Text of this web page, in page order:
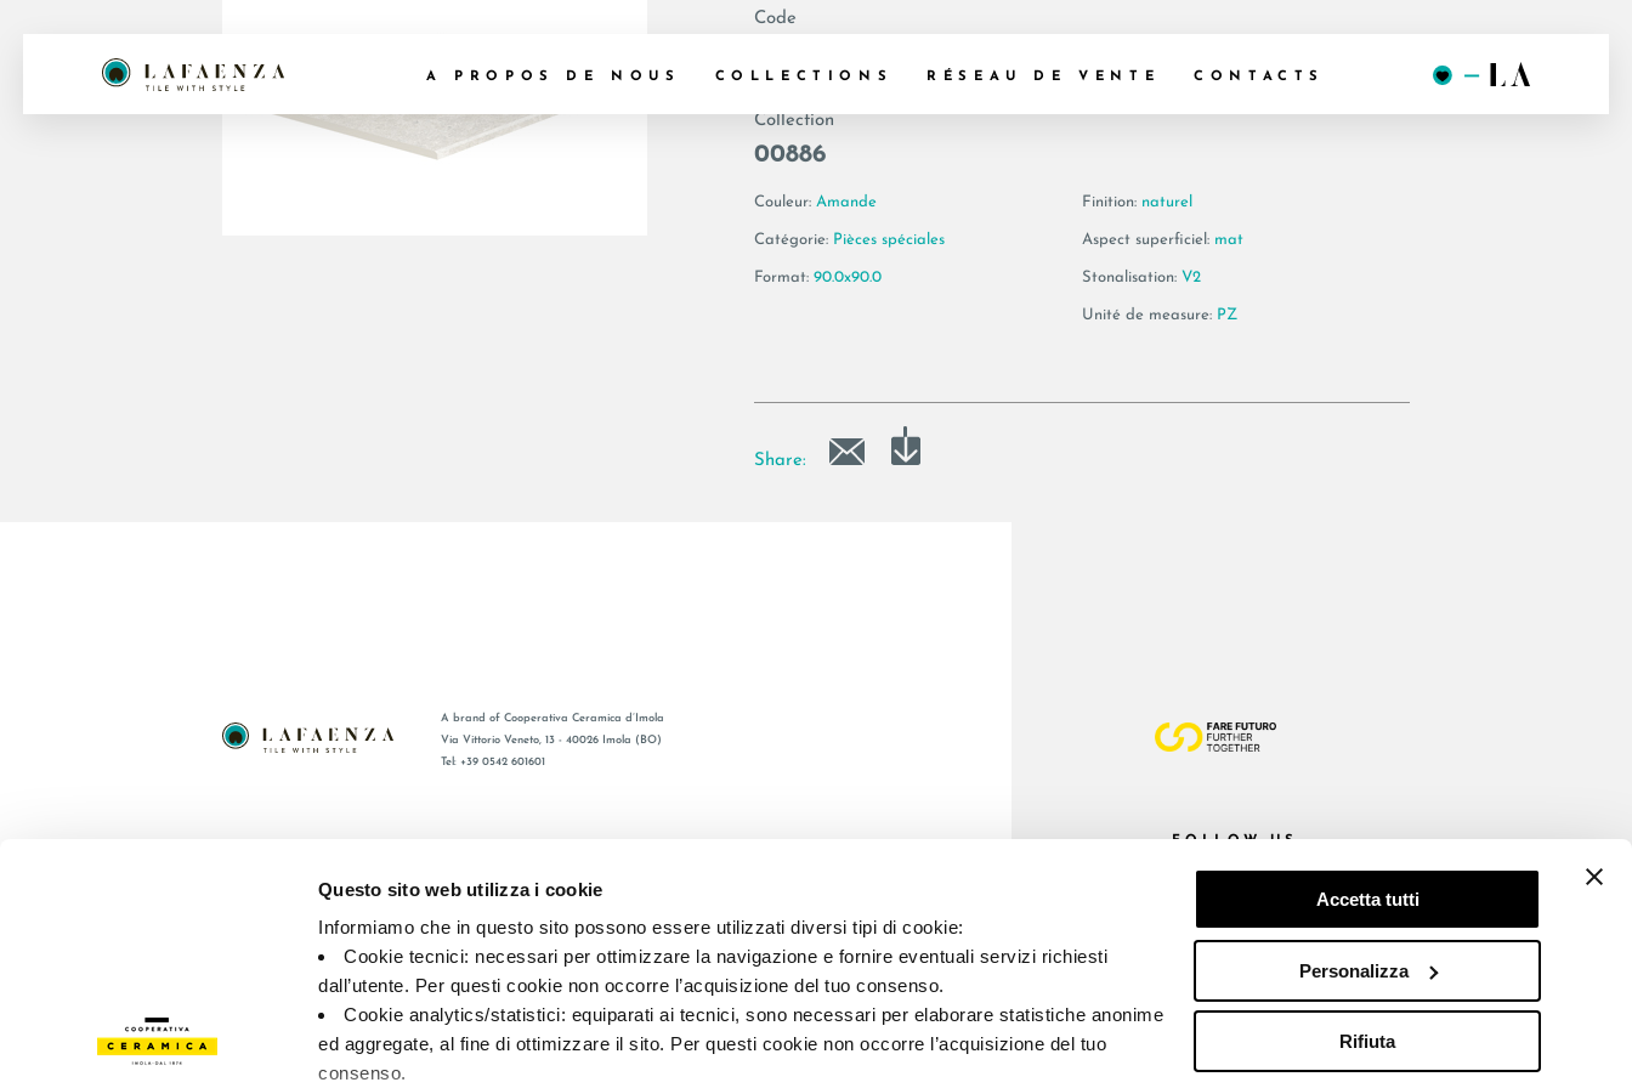
Questo sito web utilizza i cookie
Informiamo che in questo sito possono essere utilizzati diversi tipi di cookie:
Cookie tecnici: necessari per ottimizzare la navigazione e fornire eventuali servizi richiesti
dall’utente. Per questi cookie non occorre l’acquisizione del tuo consenso.
Cookie analytics/statistici: equiparati ai tecnici, sono necessari per elaborare statistiche anonime
ed aggregate, al fine di ottimizzare il sito. Per questi cookie non occorre l’acquisizione del tuo
consenso.
Accetta tutti
Personalizza
Rifiuta
A PROPOS DE NOUS COLLECTIONS RÉSEAU DE VENTE CONTACTS
Code
Collection
00886
Couleur: Amande
Catégorie: Pièces spéciales
Format: 90.0x90.0
Finition: naturel
Aspect superficiel: mat
Stonalisation: V2
Unité de measure: PZ
Share:
A brand of Cooperativa Ceramica d’Imola
Via Vittorio Veneto, 13 - 40026 Imola (BO)
Tel: +39 0542 601601
FOLLOW US
P.IVA IT00498281203 C.F. E REG. IMPR. BO 00286900378 R.E.A. BO 5545
Cookie policy— Privacy preferences